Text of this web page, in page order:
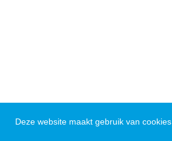
Deze website maakt gebruik van